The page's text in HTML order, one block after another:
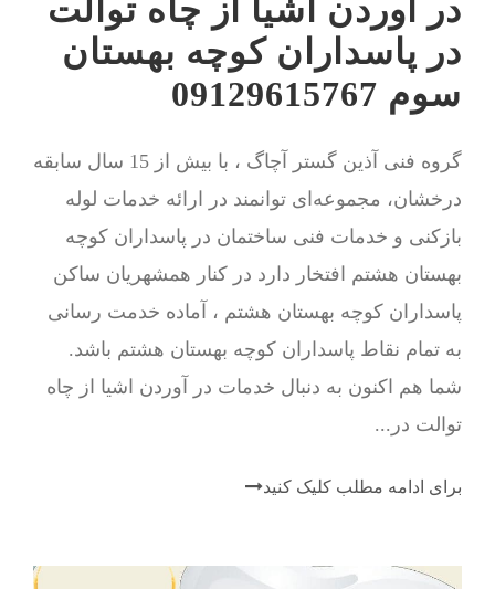
در آوردن اشیا از چاه توالت
در پاسداران کوچه بهستان
سوم 09129615767
گروه فنی آذین گستر آچاگ ، با بیش از 15 سال سابقه
درخشان، مجموعه‌ای توانمند در ارائه خدمات لوله
بازکنی و خدمات فنی ساختمان در پاسداران کوچه
بهستان هشتم افتخار دارد در کنار همشهریان ساکن
پاسداران کوچه بهستان هشتم ، آماده خدمت رسانی
به تمام نقاط پاسداران کوچه بهستان هشتم باشد.
شما هم اکنون به دنبال خدمات در آوردن اشیا از چاه
توالت در...
برای ادامه مطلب کلیک کنید